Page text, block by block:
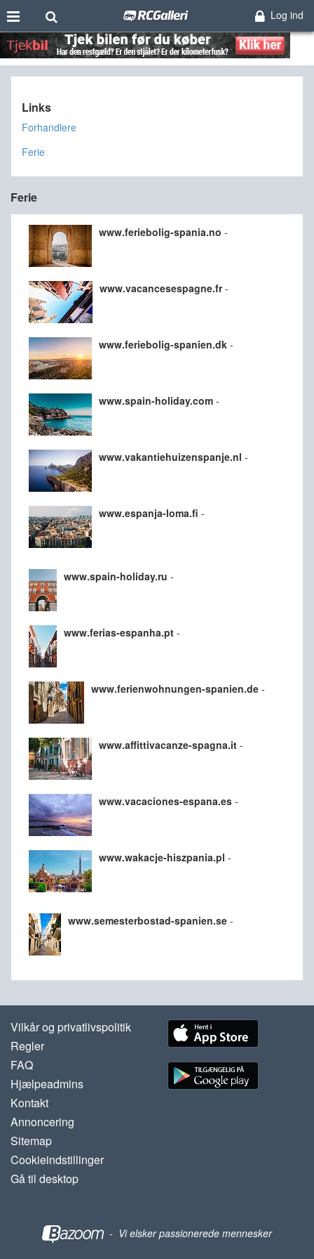
Log ind
Links
Forhandlere
Ferie
Ferie
www.feriebolig-spania.no -
www.vacancesespagne.fr-
www.feriebolig-spanien.dk -
www.spain-holiday.com -
www.vakantiehuizenspanje.nl -
www.espanja-loma.fi -
www.spain-holiday.ru -
www.ferias-espanha.pt -
www.ferienwohnungen-spanien.de -
www.affittivacanze-spagna.it -
www.vacaciones-espana.es -
www.wakacje-hiszpania.pl -
www.semesterbostad-spanien.se -
Vilkår og privatlivspolitik
Regler
FAQ
Hjælpeadmins
Kontakt
Annoncering
Sitemap
Cookieindstillinger
Gå til desktop
- Vi elsker passionerede mennesker